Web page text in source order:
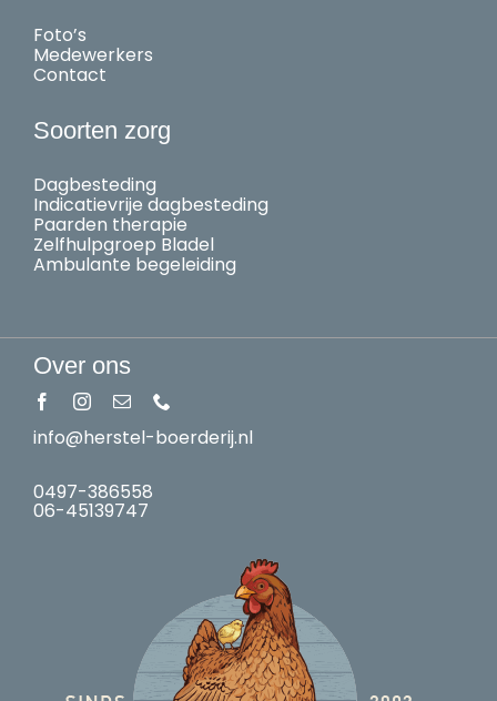
Foto’s
Medewerkers
Contact
Soorten zorg
Dagbesteding
Indicatievrije dagbesteding
Paarden therapie
Zelfhulpgroep Bladel
Ambulante begeleiding
Over ons
info@herstel-boerderij.nl
0497-386558
06-45139747